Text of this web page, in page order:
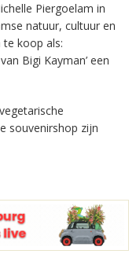
Piergoelam in
natuur, cultuur en
te koop als:
Bigi Kayman’ een
souvenirshop zijn